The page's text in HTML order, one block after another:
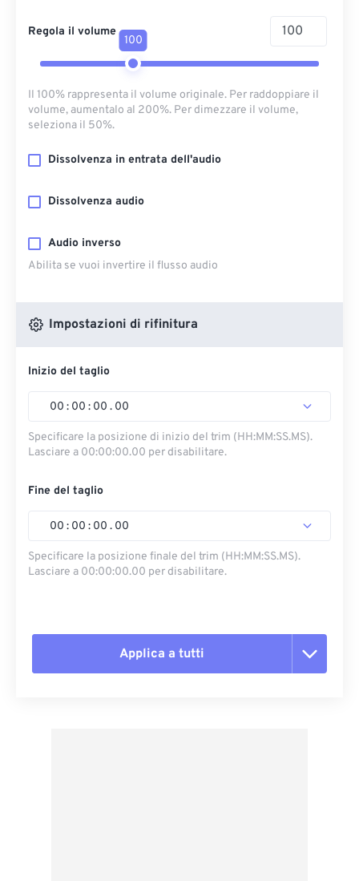
Regola il volume
100
Il 100% rappresenta il volume originale. Per raddoppiare il
volume, aumentalo al 200%. Per dimezzare il volume,
seleziona il 50%.
Dissolvenza in entrata dell'audio
Dissolvenza audio
Audio inverso
Abilita se vuoi invertire il flusso audio
Impostazioni di rifinitura
Inizio del taglio
00 : 00 : 00 . 00
Specificare la posizione di inizio del trim (HH:MM:SS.MS).
Lasciare a 00:00:00.00 per disabilitare.
Fine del taglio
00 : 00 : 00 . 00
Specificare la posizione finale del trim (HH:MM:SS.MS).
Lasciare a 00:00:00.00 per disabilitare.
Applica a tutti